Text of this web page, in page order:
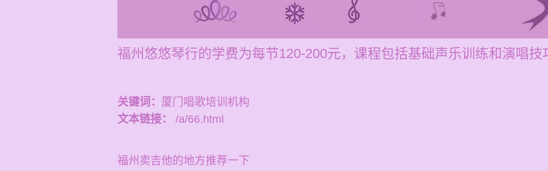
福州悠悠琴行的学费为每节120-200元，课程包括基础声乐训练和演唱技
关键词： 厦门唱歌培训机构
文本链接：
/a/66.html
福州卖吉他的地方推荐一下